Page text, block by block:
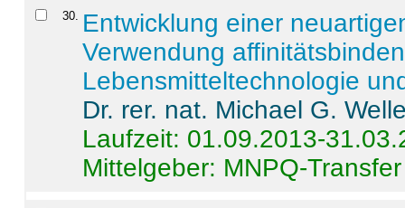
30. Entwicklung einer
Verwendung
Lebensmitteltechnologie
Dr. rer. nat. Michael G.
Laufzeit: 01.09.2013-
Mittelgeber: MNPQ-Transfer